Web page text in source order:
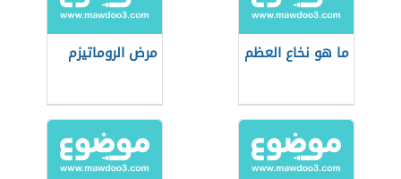
ما هو نخاع العظم مرض الروماتيزم